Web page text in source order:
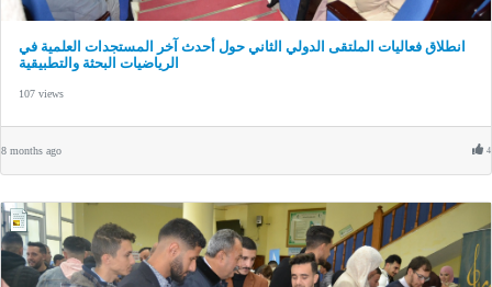
انطلاق فعاليات الملتقى الدولي الثاني حول أحدث آخر المستجدات العلمية في
الرياضيات البحثة والتطبيقية
107 views
8 months ago 4